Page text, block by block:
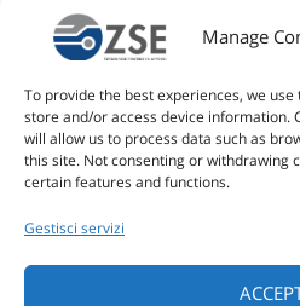
Manage
To provide the best experiences, we
store and/or access device information.
will allow us to process data such as
this site. Not consenting or withdrawing
certain features and functions.
Gestisci servizi
SOLUZIONI INTELLIGENTI PER
IL RETAIL
LO SPORT
L'AZIENDA